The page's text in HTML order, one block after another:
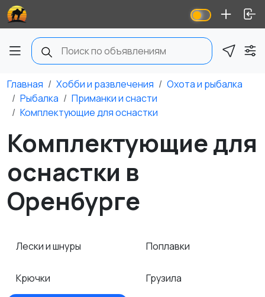
Главная Хобби и развлечения
Охота и рыбалка
Рыбалка
Приманки и снасти
Комплектующие для оснастки
Комплектующие для
оснастки в
Оренбурге
Лески и шнуры
Крючки
Поплавки
Грузила